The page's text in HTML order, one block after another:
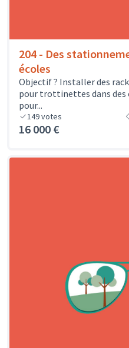
204 - Des
écoles
Objectif ? Installer des
pour trottinettes dans des
pour...
149votes
16 000 €